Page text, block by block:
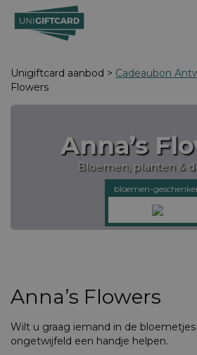
Unigiftcard aanbod > Cadeaubon
Flowers
Anna’s
Bloemen, planten &
bloemen-
Anna’s Flowers
Wilt u graag iemand in de
ongetwijfeld een handje helpen.